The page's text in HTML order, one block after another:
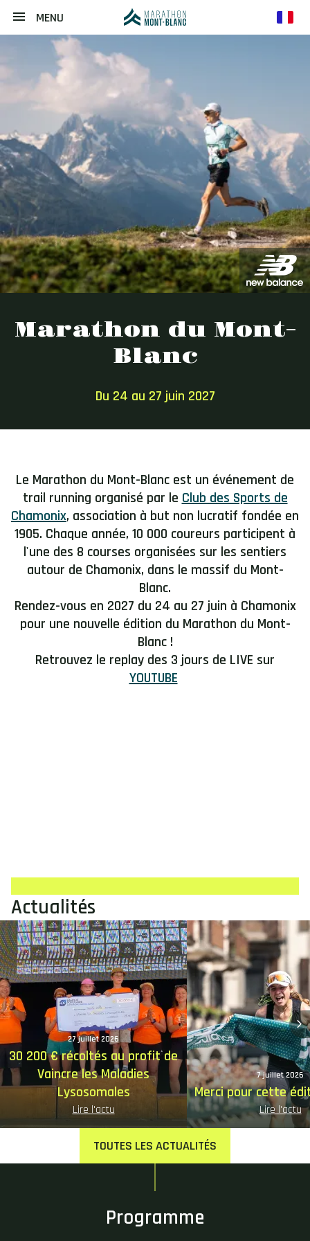
MENU fr
Marathon du Mont-
Blanc
Du 24 au 27 juin 2027
Le Marathon du Mont-Blanc est un événement de
trail running organisé par le Club des Sports de
Chamonix, association à but non lucratif fondée en
1905. Chaque année, 10 000 coureurs participent à
l'une des 8 courses organisées sur les sentiers
autour de Chamonix, dans le massif du Mont-
Blanc.
Rendez-vous en 2027 du 24 au 27 juin à Chamonix
pour une nouvelle édition du Marathon du Mont-
Blanc!
Retrouvez le replay des 3 jours de LIVE sur
YOUTUBE
Actualités
Image
principale
27 juillet 2026
30 200 € récoltés au profit de
Vaincre les Maladies
Lysosomales
Lire l'actu
Image
principale
7 juillet 2026
Merci pour cette
Lire l'actu
TOUTES LES ACTUALITÉS
Programme